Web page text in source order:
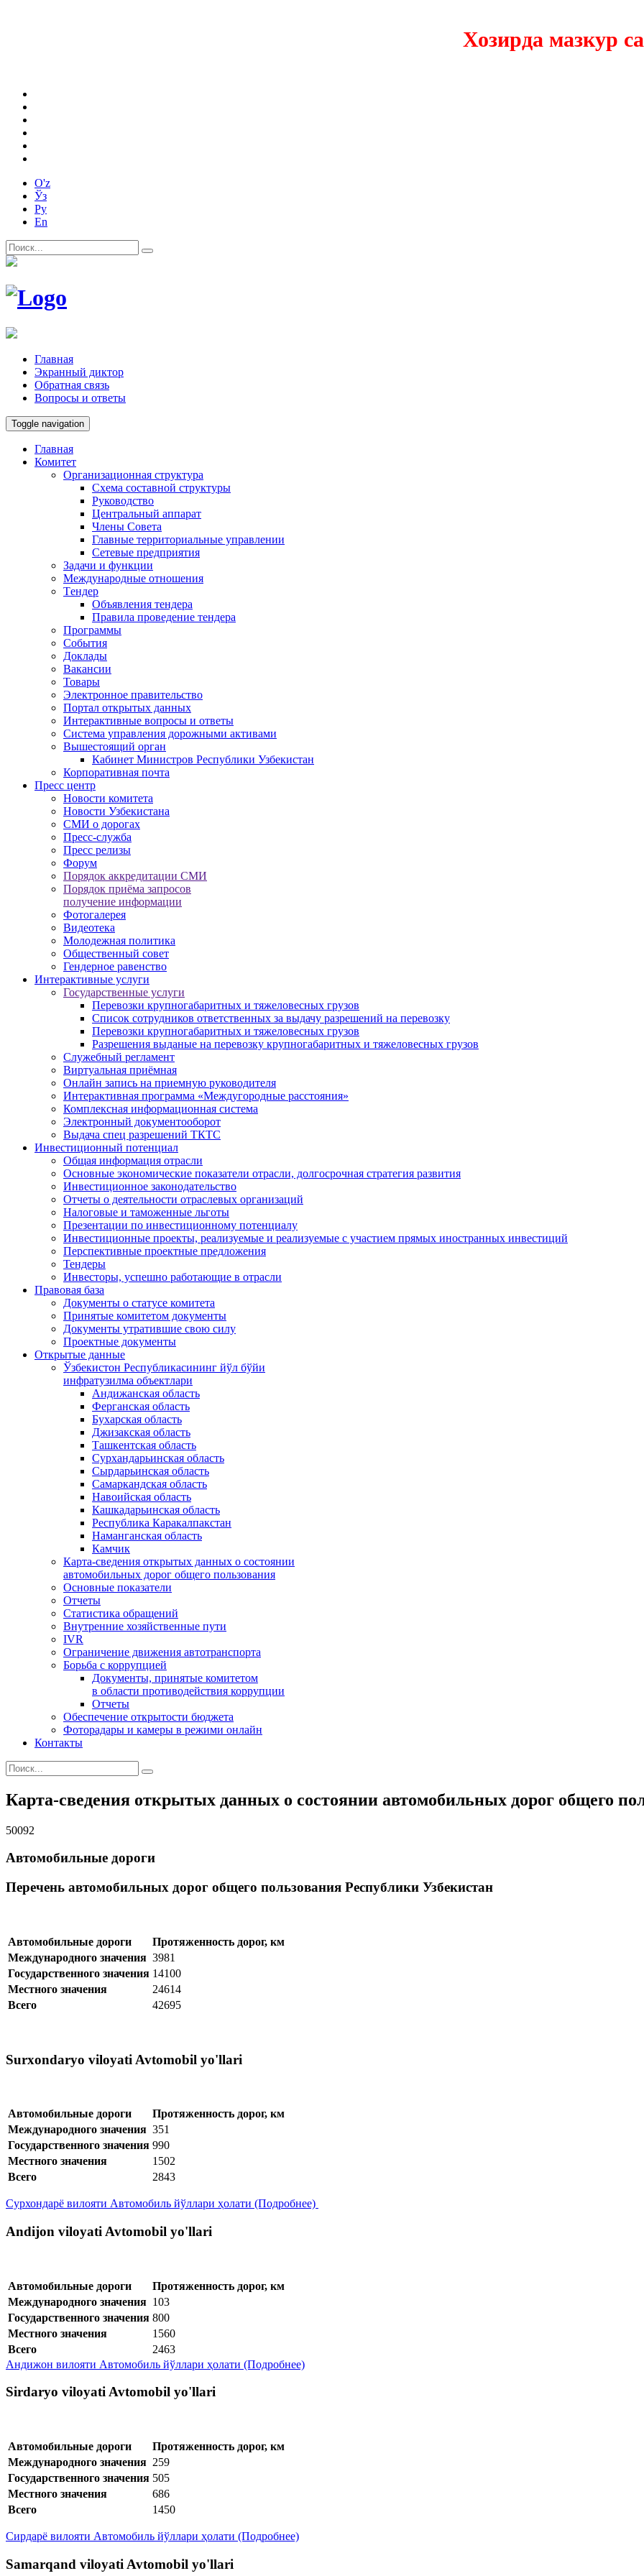
Хозирда мазкур
O'z
Ўз
Ру
En
Главная
Экранный диктор
Обратная связь
Вопросы и ответы
Toggle navigation
Главная
Комитет
Организационная структура
Схема составной структуры
Руководство
Центральный аппарат
Члены Совета
Главные территориальные управлении
Сетевые предприятия
Задачи и функции
Международные отношения
Tендер
Объявления тендера
Правила проведение тендера
Программы
Cобытия
Доклады
Вакансии
Товары
Электронное правительство
Портал открытых данных
Интерактивные вопросы и ответы
Система управления дорожными активами
Вышестоящий орган
Кабинет Министров Республики Узбекистан
Корпоративная почта
Пресс центр
Новости комитета
Новости Узбекистана
СМИ о дорогах
Пресс-служба
Пресс релизы
Форум
Порядок аккредитации СМИ
Порядок приёма запросов
получение информации
Фотогалерея
Видеотека
Молодежная политика
Общественный совет
Гендерное равенство
Интерактивные услуги
Государственные услуги
Перевозки крупногабаритных и тяжеловесных грузов
Список сотрудников ответственных за выдачу разрешений на перевозку
Перевозки крупногабаритных и тяжеловесных грузов
Разрешения выданые на перевозку крупногабаритных и тяжеловесных грузов
Служебный регламент
Виртуальная приёмная
Онлайн запись на приемную руководителя
Интерактивная программа «Междугородные расстояния»
Комплексная информационная система
Электронный документооборот
Выдача спец разрешений ТКТС
Инвестиционный потенциал
Общая информация отрасли
Основные экономические показатели отрасли, долгосрочная стратегия развития
Инвестиционное законодательство
Отчеты о деятельности отраслевых организаций
Налоговые и таможенные льготы
Презентации по инвестиционному потенциалу
Инвестиционные проекты, реализуемые и реализуемые с участием прямых иностранных инвестиций
Перспективные проектные предложения
Тендеры
Инвесторы, успешно работающие в отрасли
Правовая база
Документы о статусе комитета
Принятые комитетом документы
Документы утратившие свою силу
Проектные документы
Открытые данные
Ўзбекистон Республикасининг йўл бўйи
инфратузилма объектлари
Андижанская область
Ферганская область
Бухарская область
Джизакская область
Ташкентская область
Сурхандарьинская область
Сырдарьинская область
Самаркандская область
Навоийская область
Кашкадарьинская область
Республика Каракалпакстан
Наманганская область
Камчик
Карта-сведения открытых данных о состоянии
автомобильных дорог общего пользования
Основные показатели
Отчеты
Статистика обращений
Внутренние хозяйственные пути
IVR
Ограничение движения автотранспорта
Борьба с коррупцией
Документы, принятые комитетом
в области противодействия коррупции
Отчеты
Обеспечение открытости бюджета
Фоторадары и камеры в режими онлайн
Контакты
Карта-сведения открытых данных о состоянии автомобильных дорог общего
50092
Автомобильные дороги
Перечень автомобильных дорог общего пользования Республики Узбекистан
Автомобильные дороги
Протяженность дорог, км
Международного значения 3981
Государственного значения 14100
Местного значения
24614
Всего
42695
Surxondaryo viloyati Avtomobil yo'llari
Автомобильные дороги
Протяженность дорог, км
Международного значения 351
Государственного значения 990
Местного значения
1502
Всего
2843
Сурхондарё вилояти Автомобиль йўллари ҳолати (Подробнее)
Andijon viloyati Avtomobil yo'llari
Автомобильные дороги
Протяженность дорог, км
Международного значения 103
Государственного значения 800
Местного значения
1560
Всего
2463
Андижон вилояти Автомобиль йўллари ҳолати (Подробнее)
Sirdaryo viloyati Avtomobil yo'llari
Автомобильные дороги
Протяженность дорог, км
Международного значения 259
Государственного значения 505
Местного значения
686
Всего
1450
Сирдарё вилояти Автомобиль йўллари ҳолати (Подробнее)
Samarqand viloyati Avtomobil yo'llari